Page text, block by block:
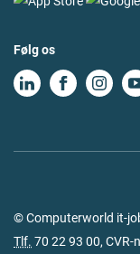
Følg os
© Computerworld it-
Tlf. 70 22 93 00,